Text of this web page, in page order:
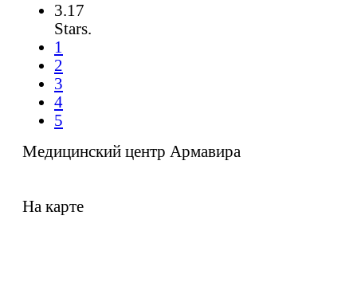
3.17
Stars.
1
2
3
4
5
Медицинский центр Армавира
На карте